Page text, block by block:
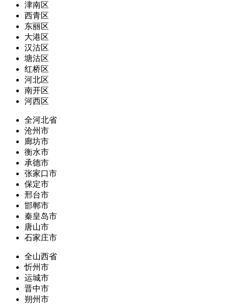
津南区
西青区
东丽区
大港区
汉沽区
塘沽区
红桥区
河北区
南开区
河西区
全河北省
沧州市
廊坊市
衡水市
承德市
张家口市
保定市
邢台市
邯郸市
秦皇岛市
唐山市
石家庄市
全山西省
忻州市
运城市
晋中市
朔州市